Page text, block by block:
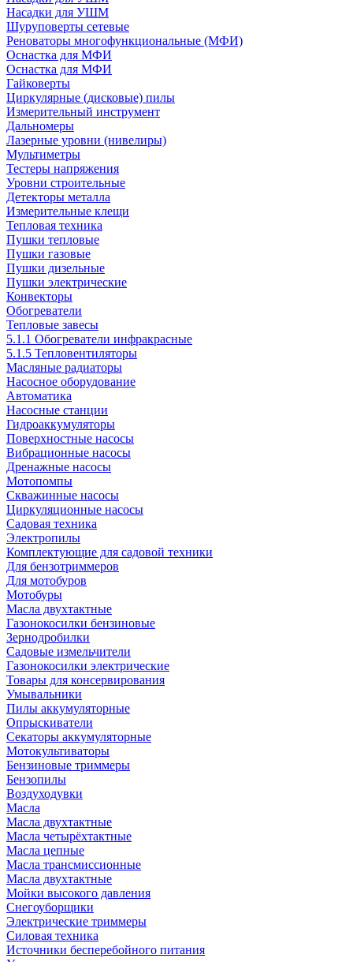
Насадки для УШМ
Шуруповерты сетевые
Реноваторы многофункциональные (МФИ)
Оснастка для МФИ
Оснастка для МФИ
Гайковерты
Циркулярные (дисковые) пилы
Измерительный инструмент
Дальномеры
Лазерные уровни (нивелиры)
Мультиметры
Тестеры напряжения
Уровни строительные
Детекторы металла
Измерительные клещи
Тепловая техника
Пушки тепловые
Пушки газовые
Пушки дизельные
Пушки электрические
Конвекторы
Обогреватели
Тепловые завесы
5.1.1 Обогреватели инфракрасные
5.1.5 Тепловентиляторы
Масляные радиаторы
Насосное оборудование
Автоматика
Насосные станции
Гидроаккумуляторы
Поверхностные насосы
Вибрационные насосы
Дренажные насосы
Мотопомпы
Скважинные насосы
Циркуляционные насосы
Садовая техника
Электропилы
Комплектующие для садовой техники
Для бензотриммеров
Для мотобуров
Мотобуры
Масла двухтактные
Газонокосилки бензиновые
Зернодробилки
Садовые измельчители
Газонокосилки электрические
Товары для консервирования
Умывальники
Пилы аккумуляторные
Опрыскиватели
Секаторы аккумуляторные
Мотокультиваторы
Бензиновые триммеры
Бензопилы
Воздуходувки
Масла
Масла двухтактные
Масла четырёхтактные
Масла цепные
Масла трансмиссионные
Масла двухтактные
Мойки высокого давления
Снегоуборщики
Электрические триммеры
Силовая техника
Источники бесперебойного питания